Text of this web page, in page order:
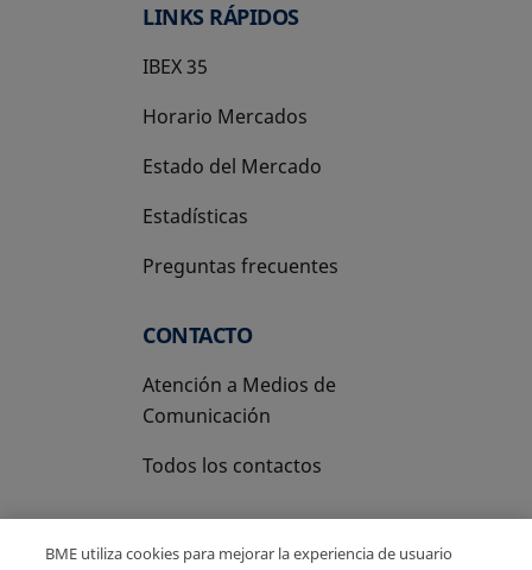
LINKS RÁPIDOS
IBEX 35
Horario Mercados
Estado del Mercado
Estadísticas
Preguntas frecuentes
CONTACTO
Atención a Medios de
Comunicación
Todos los contactos
BME utiliza cookies para mejorar la experiencia de usuario